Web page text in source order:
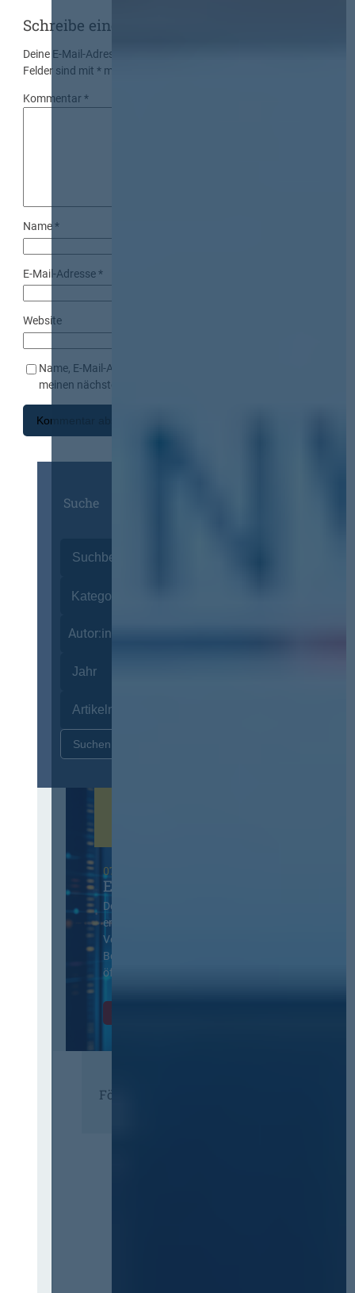
Schreibe einen Kommentar
Deine E-Mail-Adresse wird nicht veröffentlicht.
Felder sind mit* markiert
Kommentar*
Name*
E-Mail-Adresse*
Website
Name, E-Mail-Adresse und Website in diesem Browser für
meinen nächsten Kommentar speichern.
Suche
Autor:innen
07. Oktober 2026 in Berlin
EVB-IT Thementag
Der Thementag für die
ergänzenden
Vertragsbedingungen von IT-
Beschaffung in der
öffentlichen Verwaltung
Förderer